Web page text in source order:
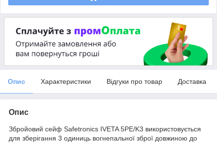
Опис Характеристики Відгуки про товар Доставка
Опис
Збройовий сейф Safetronics IVETA 5PE/K3 використовується
для зберігання 3 одиниць вогнепальної зброї довжиною до